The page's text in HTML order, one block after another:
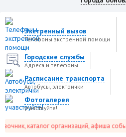
Экстренный вызов
Телефоны экстренной помощи
Городские службы
Адреса и телефоны
Расписание транспорта
Автобусы, электрички
Фотогалерея
учавствуйте!
каталог организаций, афиша